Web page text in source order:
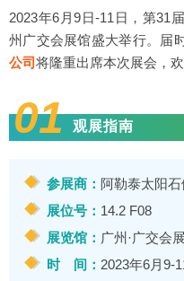
2023年6月9日-11日，第31
州广交会展馆盛大举行。届
公司将隆重出席本次展会，
01 观展指南
参展商： 阿勒泰太阳
展位号： 14.2 F08
展览馆： 广州·广交会
时 间： 2023年6月9-